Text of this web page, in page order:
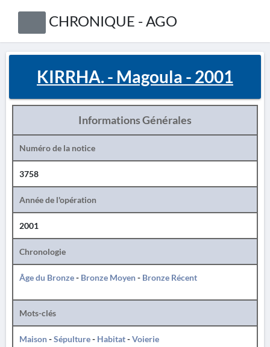
CHRONIQUE - AGO
KIRRHA. - Magoula - 2001
Informations Générales
Numéro de la notice
3758
Année de l'opération
2001
Chronologie
Âge du Bronze- Bronze Moyen- Bronze Récent
Mots-clés
Maison-Sépulture- Habitat-Voierie